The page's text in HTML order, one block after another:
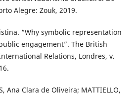
Alegre: Zouk, 2019.
“Why symbolic representation
engagement”. The British
Relations, Londres, v.
Ana Clara de Oliveira; MATTIELLO,